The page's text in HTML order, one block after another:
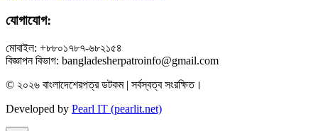
যোগাযোগ:
মোবাইল: +৮৮০১৭৮৭-৬৮২১৫৪
বিজ্ঞাপন বিভাগ: bangladesherpatroinfo@gmail.com
© ২০২৬ বাংলাদেশেরপত্র ডটকম | সর্বস্বত্ব সংরক্ষিত।
Developed by Pearl IT (pearlit.net)